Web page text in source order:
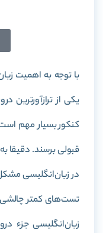
با توجه به اهمیت
یکی از ترازآورترین
کنکور بسیار مهم
قبولی برسند. دقیقا
در زبان‌انگلیسی
تست‌های کمتر
زبان‌انگلیسی جزء